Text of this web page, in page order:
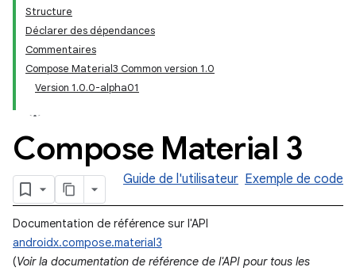
Structure
Déclarer des dépendances
Commentaires
Compose Material3 Common version 1.0
Version 1.0.0-alpha01
Compose Material 3
Guide de l'utilisateur Exemple de code
Documentation de référence sur l'API
androidx.compose.material3
(Voir la documentation de référence de l'API pour tous les